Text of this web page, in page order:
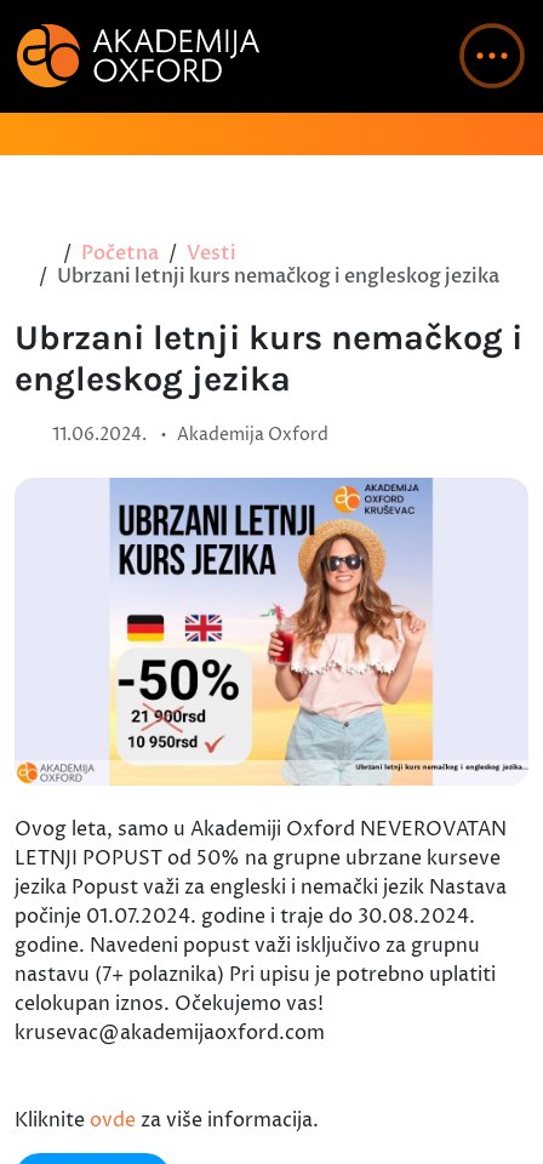
Početna
Vesti
Ubrzani letnji kurs nemačkog i engleskog jezika
Ubrzani letnji kurs nemačkog i
engleskog jezika
11.06.2024. • Akademija Oxford
Ovog leta, samo u Akademiji Oxford NEVEROVATAN
LETNJI POPUST od 50% na grupne ubrzane kurseve
jezika Popust važi za engleski i nemački jezik Nastava
počinje 01.07.2024. godine i traje do 30.08.2024.
godine. Navedeni popust važi isključivo za grupnu
nastavu (7+ polaznika) Pri upisu je potrebno uplatiti
celokupan iznos. Očekujemo vas!
krusevac@akademijaoxford.com
Kliknite ovde za više informacija.